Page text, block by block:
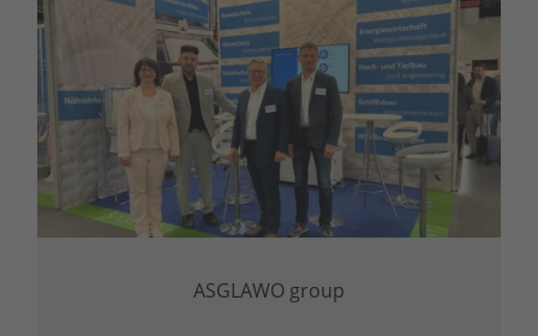
ASGLAWO group